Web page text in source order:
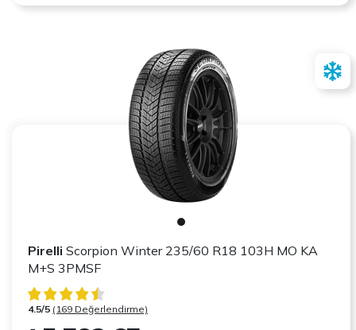
Pirelli Scorpion Winter 235/60 R18 103H MO KA
M+S 3PMSF
4.5/5 (169 Değerlendirme)